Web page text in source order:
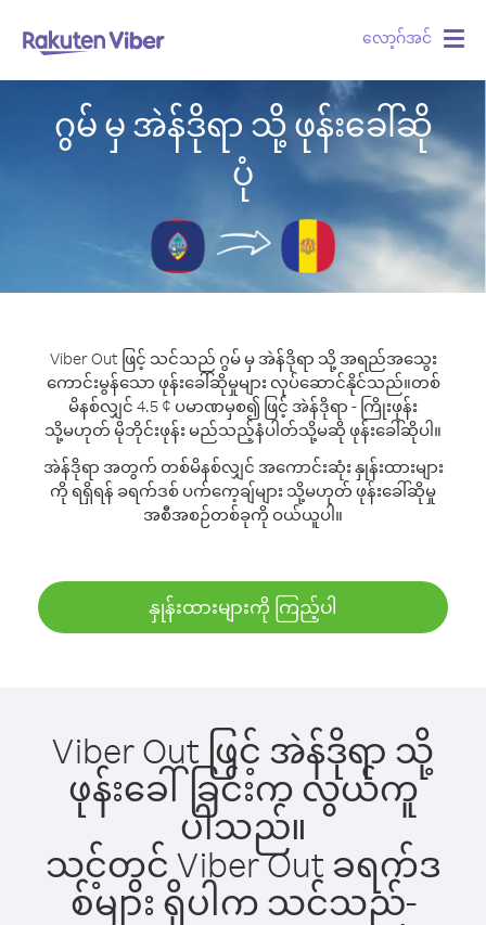
လော့ဂ်အင်
ဂွမ် မှ အဲန်ဒိုရာ သို့ ဖုန်းခေါ်ဆို
ပုံ
Viber Out ဖြင့် သင်သည် ဂွမ် မှ အဲန်ဒိုရာ သို့ အရည်အသွေး
ကောင်းမွန်သော ဖုန်းခေါ်ဆိုမှုများ လုပ်ဆောင်နိုင်သည်။တစ်
မိနစ်လျှင် 4.5 ¢ ပမာဏမှစ၍ ဖြင့် အဲန်ဒိုရာ - ကြိုးဖုန်း
သို့မဟုတ် မိုဘိုင်းဖုန်း မည်သည့်နံပါတ်သို့မဆို ဖုန်းခေါ်ဆိုပါ။
အဲန်ဒိုရာ အတွက် တစ်မိနစ်လျှင် အကောင်းဆုံး နှုန်းထားများ
ကို ရရှိရန် ခရက်ဒစ် ပက်ကေ့ချ်များ သို့မဟုတ် ဖုန်းခေါ်ဆိုမှု
အစီအစဉ်တစ်ခုကို ဝယ်ယူပါ။
နှုန်းထားများကို ကြည့်ပါ
Viber Out ဖြင့် အဲန်ဒိုရာ သို့
ဖုန်းခေါ်ခြင်းက လွယ်ကူ
ပါသည်။
သင့်တွင် Viber Out ခရက်ဒ
စ်များ ရှိပါက သင်သည်-